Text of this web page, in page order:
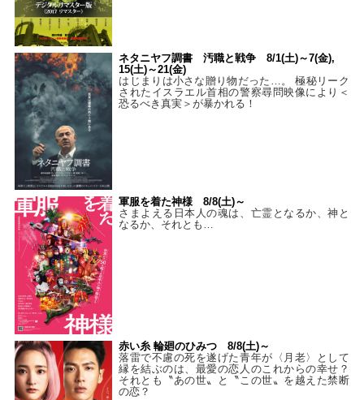
ネタニヤフ調書 汚職と戦争 8/1(土)～7(金),
15(土)～21(金)
はじまりは小さな贈り物だった…。 極秘リーク
されたイスラエル首相の警察尋問映像により＜
恐るべき真実＞が暴かれる！
軍服を着た神様 8/8(土)～
さまよえる日本人の魂は、亡霊となるか、神と
なるか、それとも…
赤い糸 輪廻のひみつ 8/8(土)～
落雷で不慮の死を遂げた青年が〈月老〉として
縁を結ぶのは、最愛の恋人のこれからの幸せ？
それとも〝あの世〟と〝この世〟を越えた禁断
の恋？